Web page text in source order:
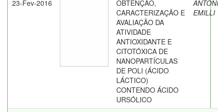
23-Fev-2016
OBTENÇÃO,
CARACTERIZAÇÃO E
AVALIAÇÃO DA
ATIVIDADE
ANTIOXIDANTE E
CITOTÓXICA DE
NANOPARTÍCULAS
DE POLI (ÁCIDO
LÁCTICO)
CONTENDO ÁCIDO
URSÓLICO
EMILLI